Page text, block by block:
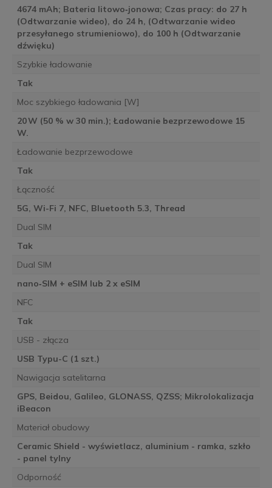
4674 mAh; Bateria litowo‑jonowa; Czas pracy: do 27 h
(Odtwarzanie wideo), do 24 h, (Odtwarzanie wideo
przesyłanego strumieniowo), do 100 h (Odtwarzanie
dźwięku)
Szybkie ładowanie
Tak
Moc szybkiego ładowania [W]
20 W (50 % w 30 min.); Ładowanie bezprzewodowe 15
W.
Ładowanie bezprzewodowe
Tak
Łączność
5G, Wi-Fi 7, NFC, Bluetooth 5.3, Thread
Dual SIM
Tak
Dual SIM
nano‑SIM + eSIM lub 2 x eSIM
NFC
Tak
USB - złącza
USB Typu-C (1 szt.)
Nawigacja satelitarna
GPS, Beidou, Galileo, GLONASS, QZSS; Mikrolokalizacja
iBeacon
Materiał obudowy
Ceramic Shield - wyświetlacz, aluminium - ramka, szkło
- panel tylny
Odporność